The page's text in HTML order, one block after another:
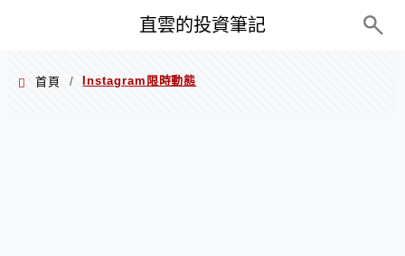
直雲的投資筆記
首頁 / Instagram限時動態